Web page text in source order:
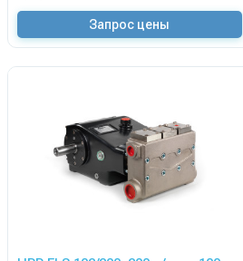
Запрос цены